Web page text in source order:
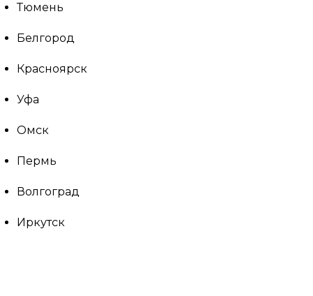
Тюмень
Белгород
Красноярск
Уфа
Омск
Пермь
Волгоград
Иркутск